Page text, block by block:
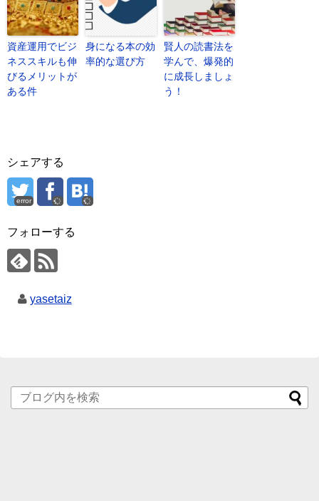
資産運用でビジ
ネススキルも伸
びるメリットが
ある件
身になる本の効
率的な選び方
賢人の読書法を
学んで、爆発的
に成長しましょ
う！
シェアする
error
フォローする
yasetaiz